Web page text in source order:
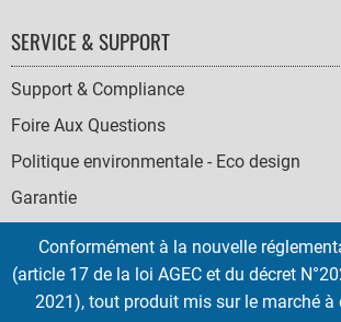
SERVICE & SUPPORT
Support & Compliance
Foire Aux Questions
Politique environmentale - Eco design
Garantie
Conformément à la nouvelle
(article 17 de la loi AGEC et du décret
2021), tout produit mis sur le marché à